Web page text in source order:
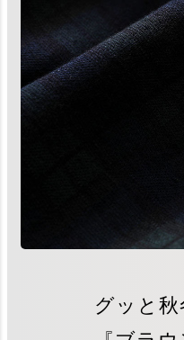
グッと